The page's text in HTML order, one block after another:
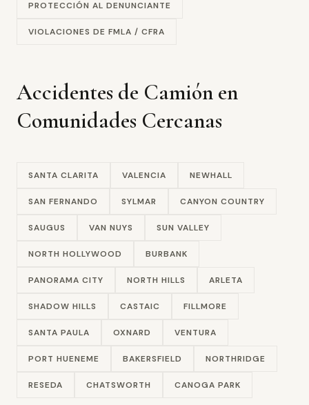
PROTECCIÓN AL DENUNCIANTE
VIOLACIONES DE FMLA / CFRA
Accidentes de Camión en
Comunidades Cercanas
SANTA CLARITA VALENCIA NEWHALL
SAN FERNANDO SYLMAR CANYON COUNTRY
SAUGUS VAN NUYS SUN VALLEY
NORTH HOLLYWOOD BURBANK
PANORAMA CITY NORTH HILLS ARLETA
SHADOW HILLS CASTAIC FILLMORE
SANTA PAULA OXNARD VENTURA
PORT HUENEME BAKERSFIELD NORTHRIDGE
RESEDA CHATSWORTH CANOGA PARK